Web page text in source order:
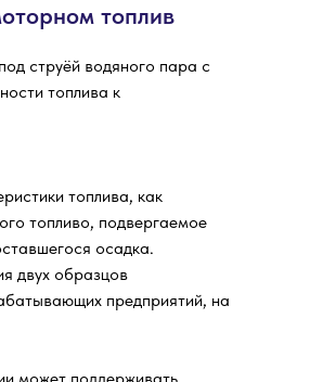
топлив
струёй водяного пара с
топлива к
топлива, как
топливо, подвергаемое
осадка.
двух образцов
предприятий, на